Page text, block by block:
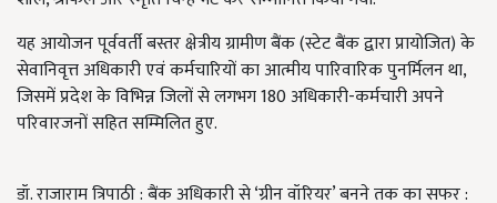
यह आयोजन पूर्ववर्ती बस्तर क्षेत्रीय ग्रामीण बैंक (स्टेट बैंक द्वारा प्रायोजित) के
सेवानिवृत्त अधिकारी एवं कर्मचारियों का आत्मीय पारिवारिक पुनर्मिलन था,
जिसमें प्रदेश के विभिन्न जिलों से लगभग 180 अधिकारी-कर्मचारी अपने
परिवारजनों सहित सम्मिलित हुए.
डॉ. राजाराम त्रिपाठी : बैंक अधिकारी से ‘ग्रीन वॉरियर’ बनने तक का सफर :